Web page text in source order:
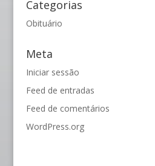
Categorias
Obituário
Meta
Iniciar sessão
Feed de entradas
Feed de comentários
WordPress.org